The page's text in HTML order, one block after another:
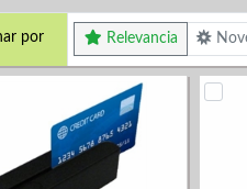
por Relevancia